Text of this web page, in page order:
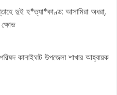
দুই হ*ত্যা*কাণ্ড: আসামিরা অধরা,
কানাইঘাট উপজেলা শাখার আহ্বায়ক